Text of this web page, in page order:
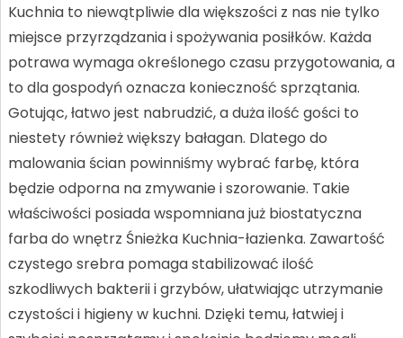
Kuchnia to niewątpliwie dla większości z nas nie tylko
miejsce przyrządzania i spożywania posiłków. Każda
potrawa wymaga określonego czasu przygotowania, a
to dla gospodyń oznacza konieczność sprzątania.
Gotując, łatwo jest nabrudzić, a duża ilość gości to
niestety również większy bałagan. Dlatego do
malowania ścian powinniśmy wybrać farbę, która
będzie odporna na zmywanie i szorowanie. Takie
właściwości posiada wspomniana już biostatyczna
farba do wnętrz Śnieżka Kuchnia-łazienka. Zawartość
czystego srebra pomaga stabilizować ilość
szkodliwych bakterii i grzybów, ułatwiając utrzymanie
czystości i higieny w kuchni. Dzięki temu, łatwiej i